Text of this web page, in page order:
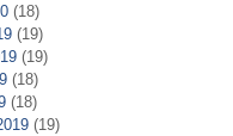
(18)
(19)
(19)
(18)
(18)
(19)